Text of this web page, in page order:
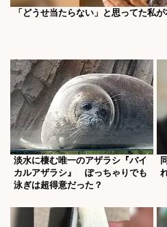
「どうせ当たらない」と思ってた私
淡水に棲む唯一のアザラシ『バイ
カルアザラシ』 ぽっちゃりでも
泳ぎは超得意だった？